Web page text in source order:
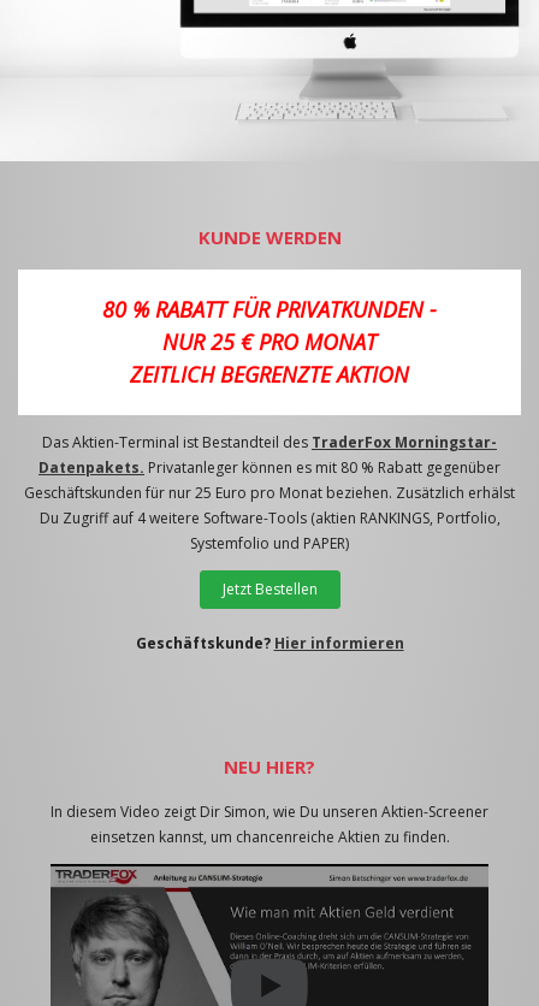
KUNDE WERDEN
80 % RABATT FÜR PRIVATKUNDEN -
NUR 25 € PRO MONAT
ZEITLICH BEGRENZTE AKTION
Das Aktien-Terminal ist Bestandteil des TraderFox Morningstar-
Datenpakets. Privatanleger können es mit 80 % Rabatt gegenüber
Geschäftskunden für nur 25 Euro pro Monat beziehen. Zusätzlich erhälst
Du Zugriff auf 4 weitere Software-Tools (aktien RANKINGS, Portfolio,
Systemfolio und PAPER)
Jetzt Bestellen
Geschäftskunde? Hier informieren
NEU HIER?
In diesem Video zeigt Dir Simon, wie Du unseren Aktien-Screener
einsetzen kannst, um chancenreiche Aktien zu finden.